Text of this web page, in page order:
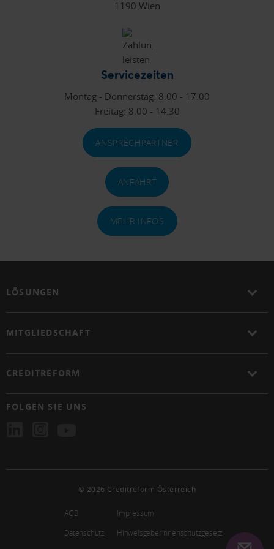
1190 Wien
Servicezeiten
Montag - Donnerstag: 8.00 - 17.00
Freitag: 8.00 - 14.30
ANSPRECHPARTNER
ANFAHRT
MEHR INFOS
LÖSUNGEN
MITGLIEDSCHAFT
CREDITREFORM
FOLGEN SIE UNS
© 2026 Creditreform Österreich
AGB
Impressum
Datenschutz
HinweisgeberInnenschutzgesetz